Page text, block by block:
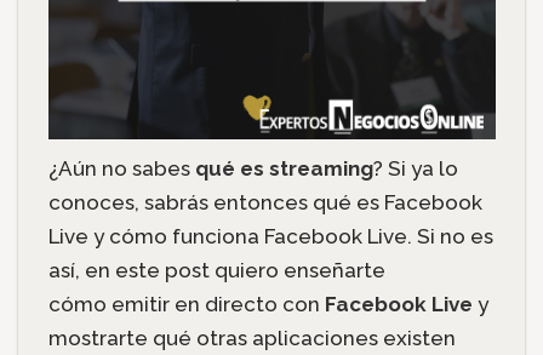
¿Aún no sabes qué es streaming? Si ya lo
conoces, sabrás entonces qué es Facebook
Live y cómo funciona Facebook Live. Si no es
así, en este post quiero enseñarte
cómo emitir en directo con Facebook Live y
mostrarte qué otras aplicaciones existen